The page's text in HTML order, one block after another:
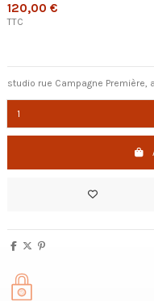
120,00 €
TTC
studio rue Campagne Première,